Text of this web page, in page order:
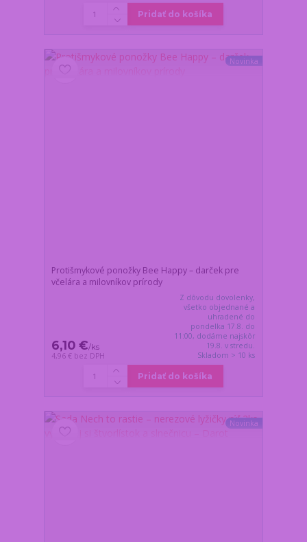
Pridať do košíka
Novinka
Protišmykové ponožky Bee Happy – darček pre
včelára a milovníkov prírody
6,10 €/ks
4,96 € bez DPH
Z dôvodu dovolenky,
všetko objednané a
uhradené do
pondelka 17.8. do
11:00, dodáme najskôr
19.8. v stredu.
Skladom > 10 ks
Pridať do košíka
Novinka